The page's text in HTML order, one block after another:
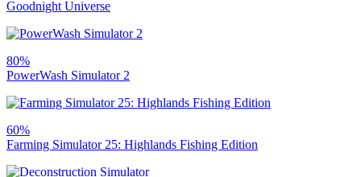
Goodnight Universe
80%
PowerWash Simulator 2
60%
Farming Simulator 25: Highlands Fishing Edition